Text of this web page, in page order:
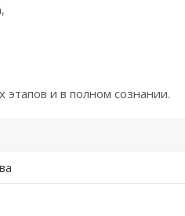
и в полном сознании.